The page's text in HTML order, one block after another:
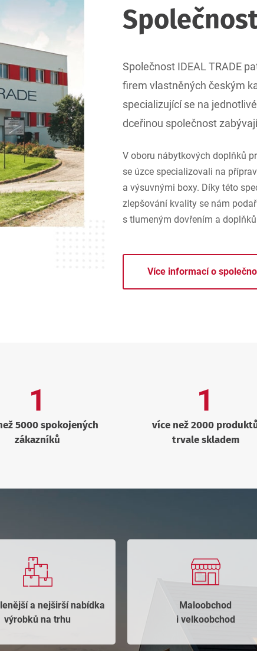
Společnost
Společnost IDEAL TRADE
firem vlastněných českým
specializující se na
dceřinou společnost
V oboru nábytkových doplňků
se úzce specializovali na
a výsuvnými boxy. Díky této
zlepšování kvality se nám
s tlumeným dovřením a
Více informací o
1
5000 spokojených
zákazníků
1
více než 2000
trvale skladem
a nejširší nabídka
výrobků na trhu​
Maloobchod
i velkoobchod​